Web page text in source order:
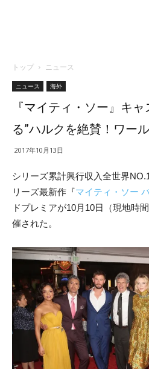
トップ ニュース
ニュース 海外
『マイティ・ソー』キ
る”ハルクを絶賛！ワー
2017年10月13日
シリーズ累計興行収入全世界
リーズ最新作『マイティ・ソー
ドプレミアが10月10日（現地時
催された。